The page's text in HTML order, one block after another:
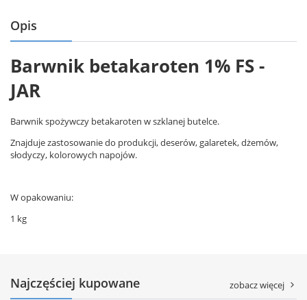
Opis
Barwnik betakaroten 1% FS -
JAR
Barwnik spożywczy betakaroten w szklanej butelce.
Znajduje zastosowanie do produkcji, deserów, galaretek, dżemów,
słodyczy, kolorowych napojów.
W opakowaniu:
1 kg
Najczęściej kupowane zobacz więcej